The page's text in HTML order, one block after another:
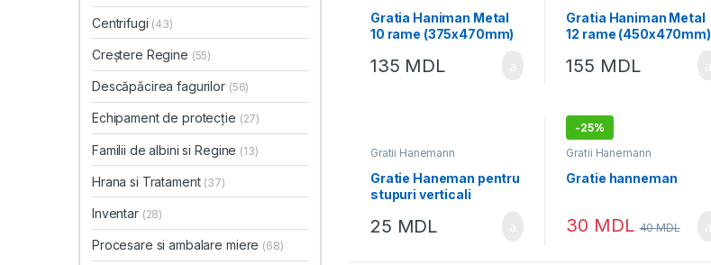
Gratia Haniman Metal
10 rame (375x470mm)
135 MDL
Gratia Haniman Metal
12 rame (450x470mm)
155 MDL
Gratii Hanemann
Gratie Haneman pentru
stupuri verticali
25 MDL
-25%
Gratii Hanemann
Gratie hanneman
30 MDL 40MDL
Centrifugi (43)
Creștere Regine (55)
Descăpăcirea fagurilor (56)
Echipament de protecție (27)
Familii de albini si Regine (13)
Hrana si Tratament (37)
Inventar (28)
Procesare si ambalare miere (68)